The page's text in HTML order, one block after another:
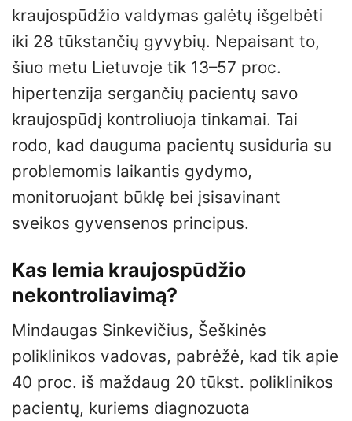
kraujospūdžio valdymas galėtų išgelbėti
iki 28 tūkstančių gyvybių. Nepaisant to,
šiuo metu Lietuvoje tik 13–57 proc.
hipertenzija sergančių pacientų savo
kraujospūdį kontroliuoja tinkamai. Tai
rodo, kad dauguma pacientų susiduria su
problemomis laikantis gydymo,
monitoruojant būklę bei įsisavinant
sveikos gyvensenos principus.
Kas lemia kraujospūdžio
nekontroliavimą?
Mindaugas Sinkevičius, Šeškinės
poliklinikos vadovas, pabrėžė, kad tik apie
40 proc. iš maždaug 20 tūkst. poliklinikos
pacientų, kuriems diagnozuota